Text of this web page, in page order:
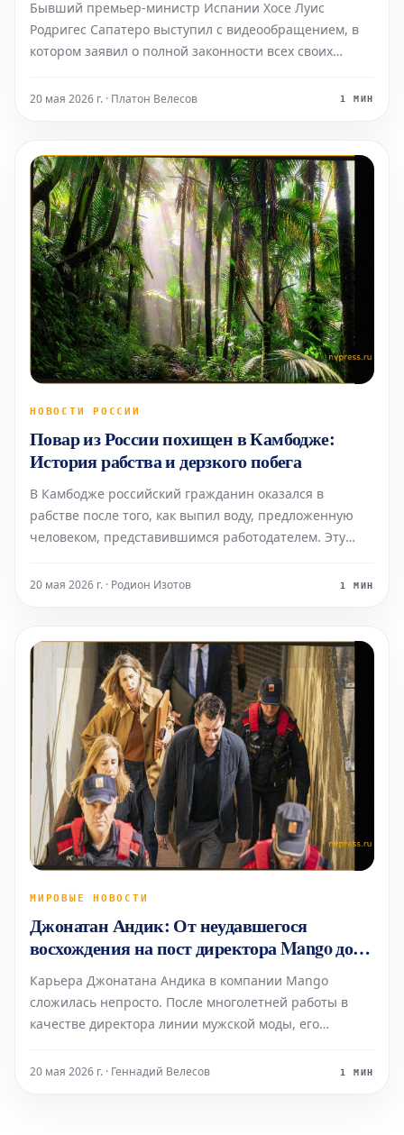
Бывший премьер-министр Испании Хосе Луис
Родригес Сапатеро выступил с видеообращением, в
котором заявил о полной законности всех своих
участие или совершение шагов, связанных со
20 мая 2026 г. · Платон Велесов 1 МИН
НОВОСТИ РОССИИ
Повар из России похищен в Камбодже:
История рабства и дерзкого побега
В Камбодже российский гражданин оказался в
рабстве после того, как выпил воду, предложенную
человеком, представившимся работодателем. Эту
Алексей Коротеев из России отправился в Азию в
20 мая 2026 г. · Родион Изотов 1 МИН
МИРОВЫЕ НОВОСТИ
Джонатан Андик: От неудавшегося
восхождения на пост директора Mango до
роли акционера
Карьера Джонатана Андика в компании Mango
сложилась непросто. После многолетней работы в
качестве директора линии мужской моды, его
не увенчалась успехом. В настоящее время Андик
20 мая 2026 г. · Геннадий Велесов 1 МИН